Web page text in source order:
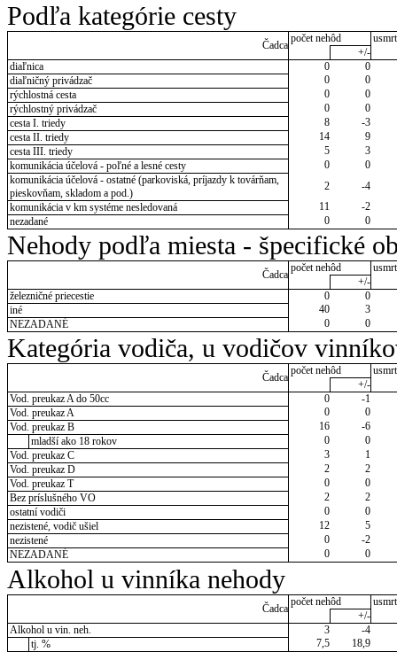
Podľa kategórie cesty
Čadca
počet nehôd
+/-
diaľnica
0
0
diaľničný privádzač
0
0
rýchlostná cesta
0
0
rýchlostný privádzač
0
0
cesta I. triedy
8
-3
cesta II. triedy
14
9
cesta III. triedy
5
3
komunikácia účelová - poľné a lesné cesty
0
0
komunikácia účelová - ostatné (parkoviská, príjazdy k továrňam,
pieskovňam, skladom a pod.)
2
-4
komunikácia v km systéme nesledovaná
11
-2
nezadané
0 0
Nehody podľa miesta - špecifické
Čadca
počet nehôd
+/-
železničné priecestie
0
0
iné
40
3
NEZADANÉ
0 0
Kategória vodiča, u vodičov
Čadca
počet nehôd
+/-
Vod. preukaz A do 50cc
0
-1
Vod. preukaz A
0
0
Vod. preukaz B
16
-6
mladší ako 18 rokov
0
0
Vod. preukaz C
3
1
Vod. preukaz D
2
2
Vod. preukaz T
0
0
Bez príslušného VO
2
2
ostatní vodiči
0
0
nezistené, vodič ušiel
12
5
nezistené
0
-2
NEZADANÉ
0 0
Alkohol u vinníka nehody
Čadca
počet nehôd
+/-
Alkohol u vin. neh.
3
-4
tj. %
7,5 18,9